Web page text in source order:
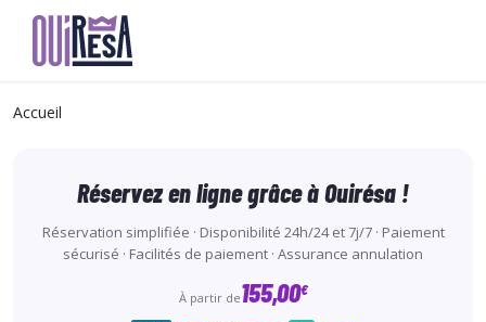
contenu
Accueil
Réservez en ligne grâce à Ouirésa !
Réservation simplifiée · Disponibilité 24h/24 et 7j/7 · Paiement
sécurisé · Facilités de paiement · Assurance annulation
À partir de155,00€